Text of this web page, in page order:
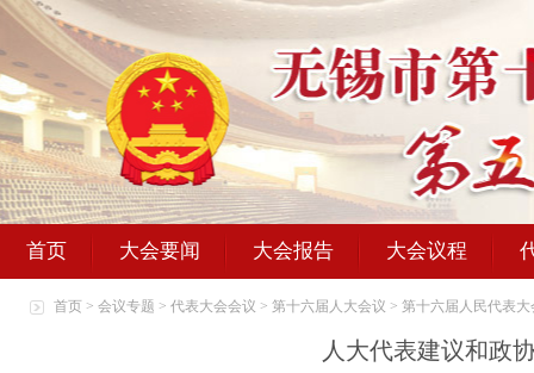
首页 大会要闻 大会报告 大会议程
首页 > 会议专题 > 代表大会会议 > 第十六届人大会议 > 第十六届人民代表
人大代表建议和政